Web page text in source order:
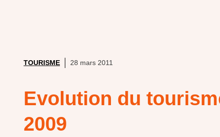
TOURISME 28 mars 2011
Evolution du
2009